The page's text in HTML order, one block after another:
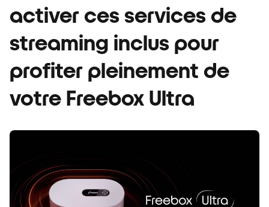
activer ces services de
streaming inclus pour
profiter pleinement de
votre Freebox Ultra